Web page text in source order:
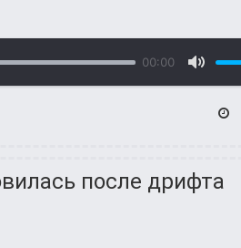
00:00
после дрифта